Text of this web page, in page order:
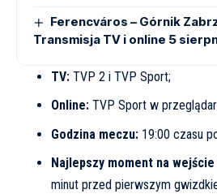
Ferencváros – Górnik
Transmisja TV i online 5
TV:TVP 2 i TVP Sport;
Online:TVP Sport w
Godzina meczu:19:00 czasu
Najlepszy moment na
minut przed pierwszym